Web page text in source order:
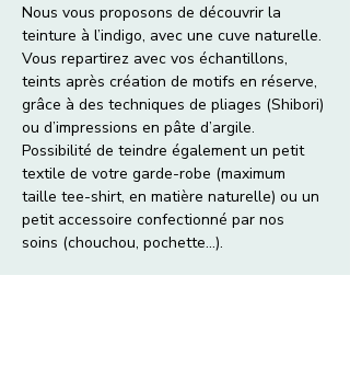
Nous vous proposons de découvrir la
teinture à l’indigo, avec une cuve naturelle.
Vous repartirez avec vos échantillons,
teints après création de motifs en réserve,
grâce à des techniques de pliages (Shibori)
ou d’impressions en pâte d’argile.
Possibilité de teindre également un petit
textile de votre garde-robe (maximum
taille tee-shirt, en matière naturelle) ou un
petit accessoire confectionné par nos
soins (chouchou, pochette...).